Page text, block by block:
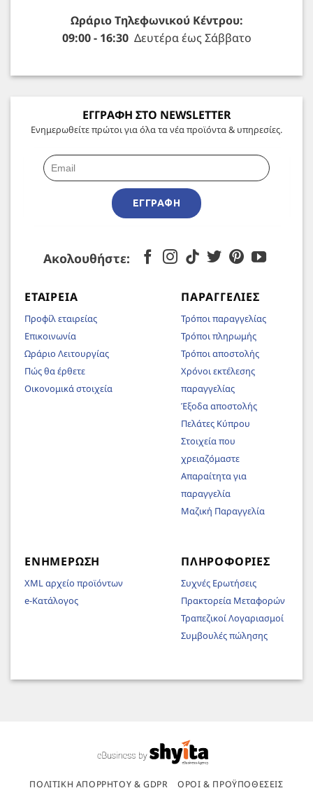
Ωράριο Τηλεφωνικού Κέντρου:
09:00 - 16:30Δευτέρα έως Σάββατο
ΕΓΓΡΑΦΗ ΣΤΟ NEWSLETTER
Ενημερωθείτε πρώτοι για όλα τα νέα προϊόντα & υπηρεσίες.
ΕΓΓΡΑΦΉ
Ακολουθήστε:
ΕΤΑΙΡΕΊΑ
Προφίλ εταιρείας
Επικοινωνία
Ωράριο Λειτουργίας
Πώς θα έρθετε
Οικονομικά στοιχεία
ΠΑΡΑΓΓΕΛΊΕΣ
Τρόποι παραγγελίας
Τρόποι πληρωμής
Τρόποι αποστολής
Χρόνοι εκτέλεσης
παραγγελίας
Έξοδα αποστολής
Πελάτες Κύπρου
Στοιχεία που
χρειαζόμαστε
Απαραίτητα για
παραγγελία
Μαζική Παραγγελία
ΕΝΗΜΈΡΩΣΗ
XML αρχείο προϊόντων
e-Κατάλογος
ΠΛΗΡΟΦΟΡΊΕΣ
Συχνές Ερωτήσεις
Πρακτορεία Μεταφορών
Τραπεζικοί Λογαριασμοί
Συμβουλές πώλησης
ΠΟΛΙΤΙΚΉ ΑΠΟΡΡΉΤΟΥ & GDPR ΌΡΟΙ & ΠΡΟΫΠΟΘΈΣΕΙΣ